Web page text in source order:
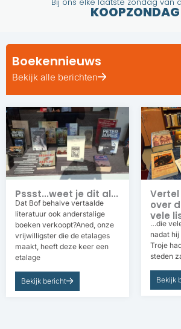
KOOPZONDAG
Boekennieuws
Bekijk alle berichten
Pssst...weet je dit al...
Dat Bof behalve vertaalde
literatuur ook anderstalige
boeken verkoopt?Aned, onze
vrijwilligster die de etalages
maakt, heeft deze keer een
etalage
Bekijk bericht
Vertel
over
vele
…die
nadat
Troje
steden
Bekijk